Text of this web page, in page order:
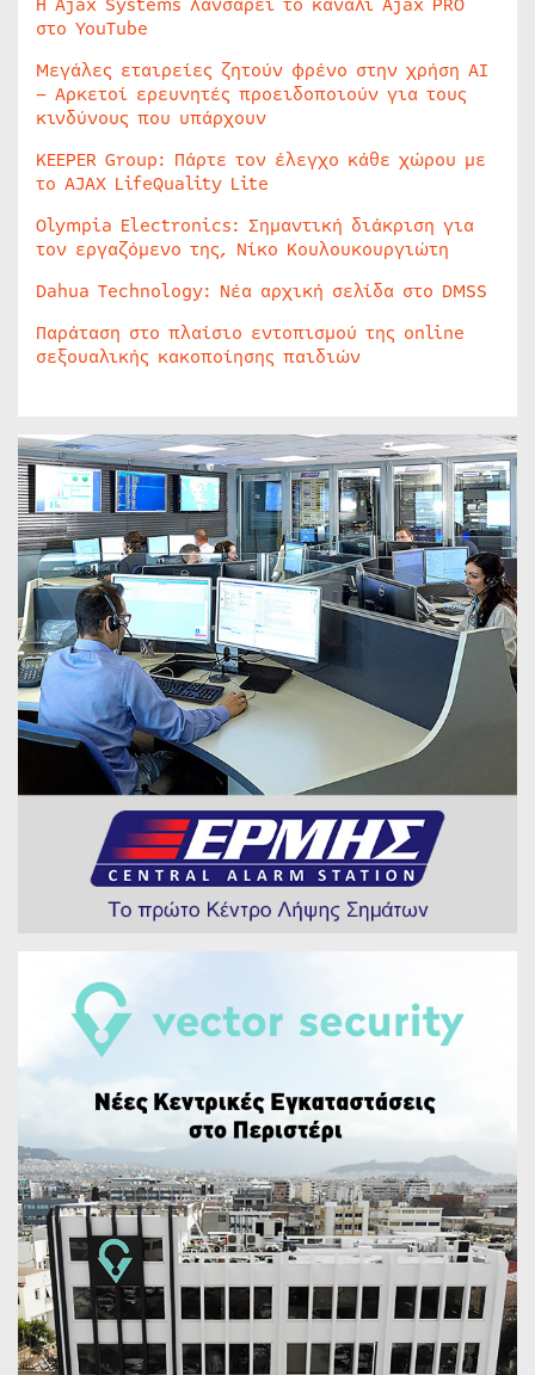
στο YouTube
Μεγάλες εταιρείες ζητούν φρένο στην χρήση AI
– Αρκετοί ερευνητές προειδοποιούν για τους
κινδύνους που υπάρχουν
KEEPER Group: Πάρτε τον έλεγχο κάθε χώρου με
το AJAX LifeQuality Lite
Olympia Electronics: Σημαντική διάκριση για
τον εργαζόμενο της, Νίκο Κουλουκουργιώτη
Dahua Technology: Νέα αρχική σελίδα στο DMSS
Παράταση στο πλαίσιο εντοπισμού της online
σεξουαλικής κακοποίησης παιδιών